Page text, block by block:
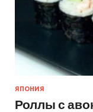
ЯПОНИЯ
Роллы с